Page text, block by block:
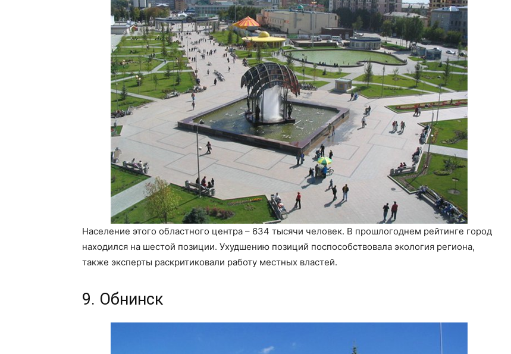
Население этого областного центра – 634 тысячи человек. В прошлогоднем рейтинге город
находился на шестой позиции. Ухудшению позиций поспособствовала экология региона,
также эксперты раскритиковали работу местных властей.
9. Обнинск